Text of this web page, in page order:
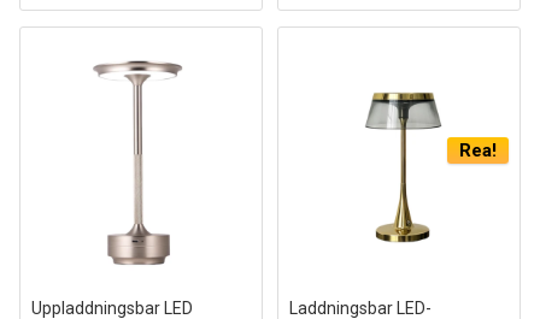
Uppladdningsbar LED
Rea!
Laddningsbar LED-